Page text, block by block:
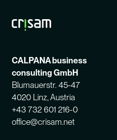
CALPANA business
consulting GmbH
Blumauerstr. 45-47
4020 Linz, Austria
+43 732 601 216-0
office@crisam.net